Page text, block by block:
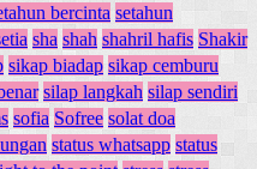
bercinta setahun
sha shah shahril hafis Shakir
sikap biadap sikap cemburu
silap langkah silap sendiri
sofia Sofree solat doa
status whatsapp status